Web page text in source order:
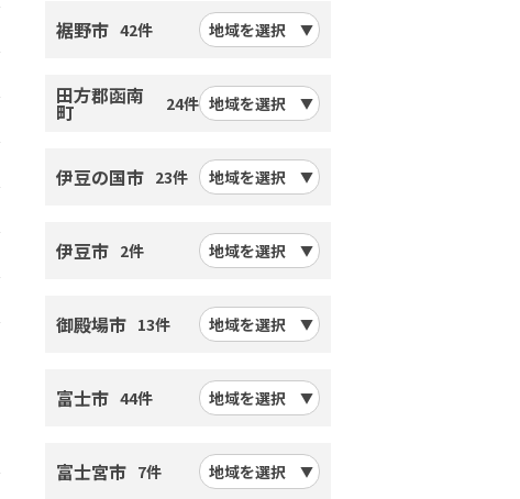
裾野市 42件 地域を選択
田方郡函南
町 24件 地域を選択
伊豆の国市 23件 地域を選択
伊豆市 2件 地域を選択
御殿場市 13件 地域を選択
富士市 44件 地域を選択
富士宮市 7件 地域を選択